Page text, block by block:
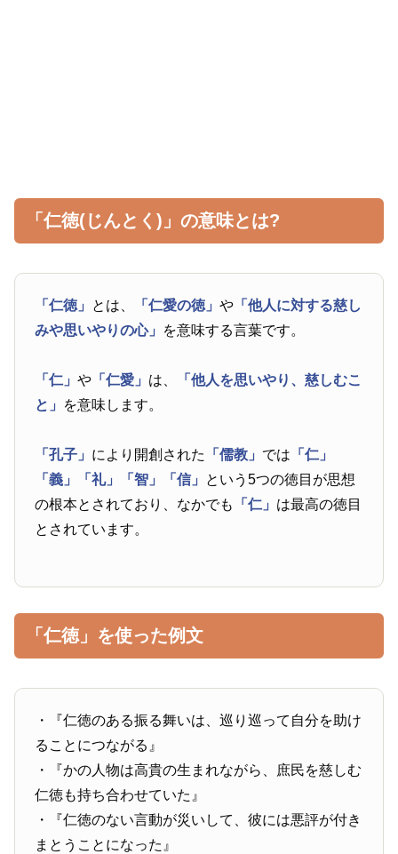
「仁徳(じんとく)」の意味とは?
「仁徳」 とは、 「仁愛の徳」や 「他人に対する慈し
みや思いやりの心」 を意味する言葉です。
「仁」や 「仁愛」 は、
「他人を思いやり、慈しむこ
と」 を意味します。
「孔子」 により開創された 「儒教」 では 「仁」
「義」
「礼」 「智」 「信」 という5つの徳目が思想
の根本とされており、なかでも
「仁」 は最高の徳目
とされています。
「仁徳」を使った例文
・『仁徳のある振る舞いは、巡り巡って自分を助け
ることにつながる』
・『かの人物は高貴の生まれながら、庶民を慈しむ
仁徳も持ち合わせていた』
・『仁徳のない言動が災いして、彼には悪評が付き
まとうことになった』